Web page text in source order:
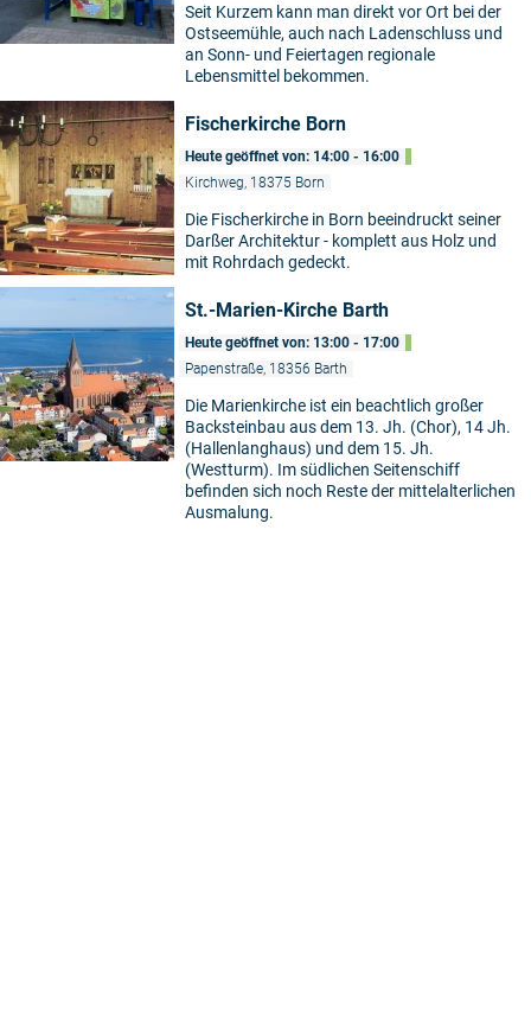
Seit Kurzem kann man direkt vor Ort bei der
Ostseemühle, auch nach Ladenschluss und
an Sonn- und Feiertagen regionale
Lebensmittel bekommen.
Fischerkirche Born
Heute geöffnet von: 14:00 - 16:00
Kirchweg, 18375 Born
Die Fischerkirche in Born beeindruckt seiner
Darßer Architektur - komplett aus Holz und
mit Rohrdach gedeckt.
St.-Marien-Kirche Barth
Heute geöffnet von: 13:00 - 17:00
Papenstraße, 18356 Barth
Die Marienkirche ist ein beachtlich großer
Backsteinbau aus dem 13. Jh. (Chor), 14 Jh.
(Hallenlanghaus) und dem 15. Jh.
(Westturm). Im südlichen Seitenschiff
befinden sich noch Reste der mittelalterlichen
Ausmalung.